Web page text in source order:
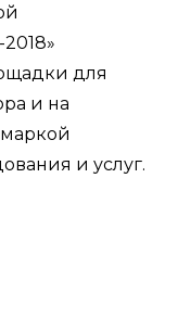
для
и на
и услуг.